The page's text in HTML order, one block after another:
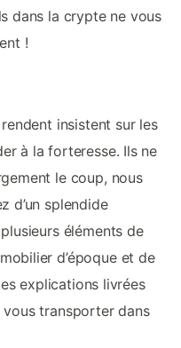
dans la crypte ne vous
!
insistent sur les
à la forteresse. Ils ne
le coup, nous
d’un splendide
éléments de
d’époque et de
explications livrées
vous transporter dans